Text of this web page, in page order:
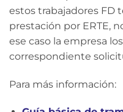
estos trabajadores FD
prestación por ERTE,
ese caso la empresa
correspondiente
Para más información: